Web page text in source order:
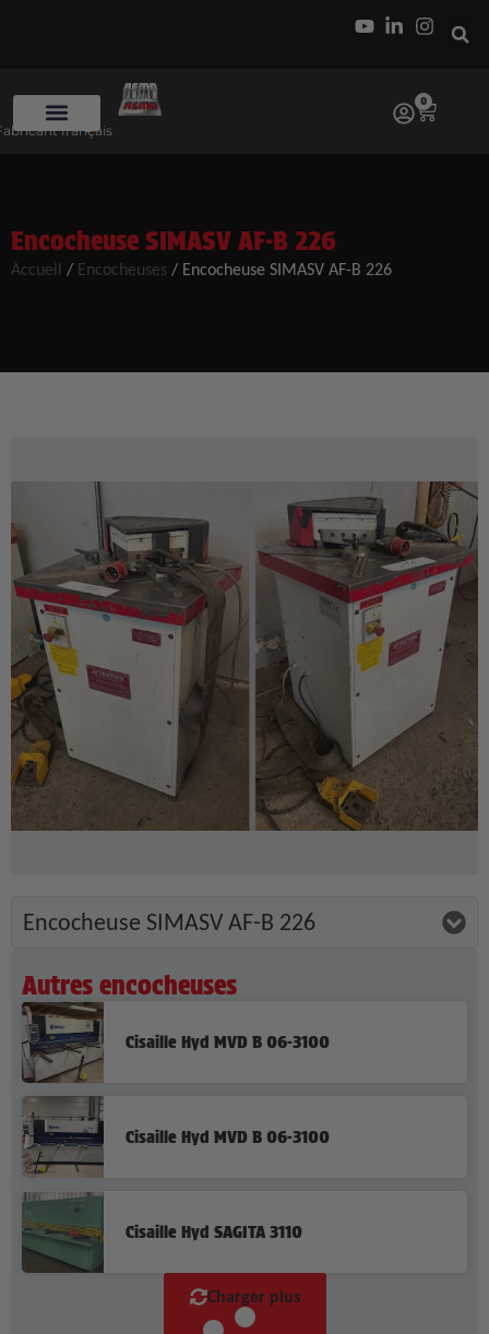
français
0
Encocheuse SIMASV AF-B 226
Accueil / Encocheuses / Encocheuse SIMASV AF-B 226
Encocheuse SIMASV AF-B 226
Autres encocheuses
Cisaille Hyd MVD B 06-3100
Cisaille Hyd MVD B 06-3100
Cisaille Hyd SAGITA 3110
Charger plus